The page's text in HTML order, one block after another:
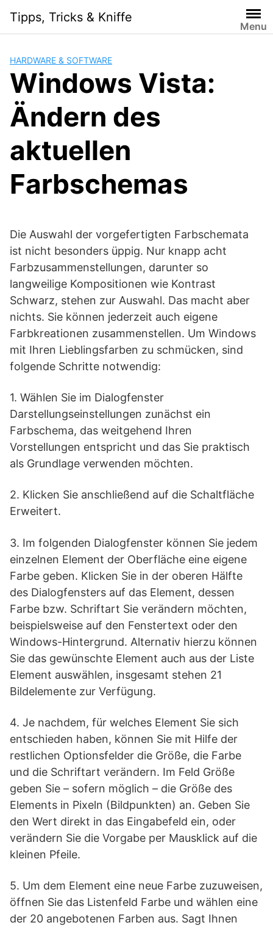
content
Tipps, Tricks & Kniffe
Menu
HARDWARE & SOFTWARE
Windows Vista:
Ändern des
aktuellen
Farbschemas
Die Auswahl der vorgefertigten Farbschemata
ist nicht besonders üppig. Nur knapp acht
Farbzusammenstellungen, darunter so
langweilige Kompositionen wie Kontrast
Schwarz, stehen zur Auswahl. Das macht aber
nichts. Sie können jederzeit auch eigene
Farbkreationen zusammenstellen. Um Windows
mit Ihren Lieblingsfarben zu schmücken, sind
folgende Schritte notwendig:
1. Wählen Sie im Dialogfenster
Darstellungseinstellungen zunächst ein
Farbschema, das weitgehend Ihren
Vorstellungen entspricht und das Sie praktisch
als Grundlage verwenden möchten.
2. Klicken Sie anschließend auf die Schaltfläche
Erweitert.
3. Im folgenden Dialogfenster können Sie jedem
einzelnen Element der Oberfläche eine eigene
Farbe geben. Klicken Sie in der oberen Hälfte
des Dialogfensters auf das Element, dessen
Farbe bzw. Schriftart Sie verändern möchten,
beispielsweise auf den Fenstertext oder den
Windows-Hintergrund. Alternativ hierzu können
Sie das gewünschte Element auch aus der Liste
Element auswählen, insgesamt stehen 21
Bildelemente zur Verfügung.
4. Je nachdem, für welches Element Sie sich
entschieden haben, können Sie mit Hilfe der
restlichen Optionsfelder die Größe, die Farbe
und die Schriftart verändern. Im Feld Größe
geben Sie – sofern möglich – die Größe des
Elements in Pixeln (Bildpunkten) an. Geben Sie
den Wert direkt in das Eingabefeld ein, oder
verändern Sie die Vorgabe per Mausklick auf die
kleinen Pfeile.
5. Um dem Element eine neue Farbe zuzuweisen,
öffnen Sie das Listenfeld Farbe und wählen eine
der 20 angebotenen Farben aus. Sagt Ihnen